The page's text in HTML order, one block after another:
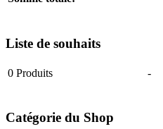
Liste de souhaits
0 Produits -
Catégorie du Shop